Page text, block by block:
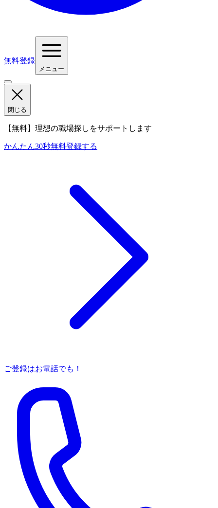
無料登録
メニュー
閉じる
【無料】理想の職場探しをサポートします
かんたん30秒無料登録する
ご登録はお電話でも！